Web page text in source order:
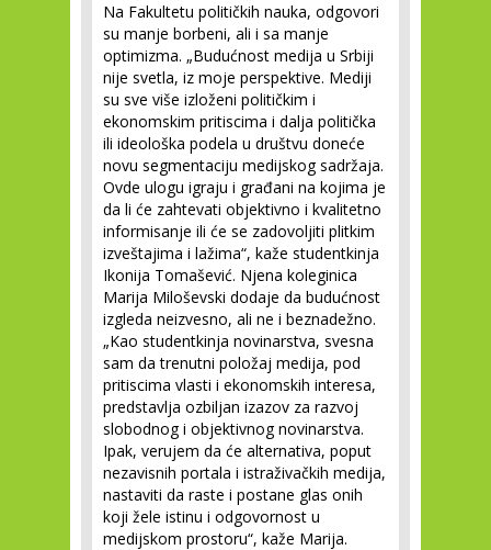
Na Fakultetu političkih nauka, odgovori
su manje borbeni, ali i sa manje
optimizma. „Budućnost medija u Srbiji
nije svetla, iz moje perspektive. Mediji
su sve više izloženi političkim i
ekonomskim pritiscima i dalja politička
ili ideološka podela u društvu doneće
novu segmentaciju medijskog sadržaja.
Ovde ulogu igraju i građani na kojima je
da li će zahtevati objektivno i kvalitetno
informisanje ili će se zadovoljiti plitkim
izveštajima i lažima“, kaže studentkinja
Ikonija Tomašević. Njena koleginica
Marija Miloševski dodaje da budućnost
izgleda neizvesno, ali ne i beznadežno.
„Kao studentkinja novinarstva, svesna
sam da trenutni položaj medija, pod
pritiscima vlasti i ekonomskih interesa,
predstavlja ozbiljan izazov za razvoj
slobodnog i objektivnog novinarstva.
Ipak, verujem da će alternativa, poput
nezavisnih portala i istraživačkih medija,
nastaviti da raste i postane glas onih
koji žele istinu i odgovornost u
medijskom prostoru“, kaže Marija.